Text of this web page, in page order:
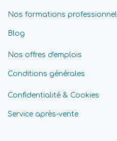
Nos formations
Blog
Nos offres d'emplois
Conditions générales
Confidentialité & Cookies
Service après-vente